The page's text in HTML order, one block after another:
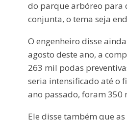
do parque arbóreo para
conjunta, o tema seja
O engenheiro disse
agosto deste ano, a
263 mil podas
seria intensificado até o
ano passado, foram 350
Ele disse também que